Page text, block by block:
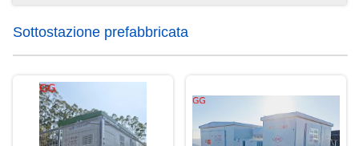
Sottostazione prefabbricata